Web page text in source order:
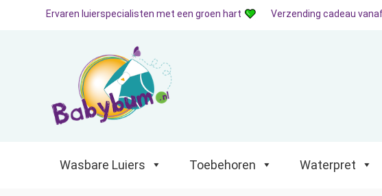
Wasbare Luiers Toebehoren
Ervaren luierspecialisten met een groen hart Verzending cadeau
Wasbare Luiers Toebehoren Waterpret